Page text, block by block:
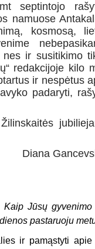
septintojo
namuose
kosmosą,
ir susitikimo
redakcijoje kilo
ir nespėtus
padaryti,
Diana
Jūsų gyvenimo
pastaruoju
ir pamąstyti apie